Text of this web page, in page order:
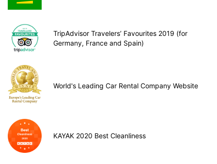
TripAdvisor Travelers’ Favourites 2019 (for
Germany, France and Spain)
World's Leading Car Rental Company Website
KAYAK 2020 Best Cleanliness